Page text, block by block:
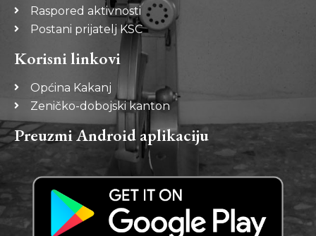
Raspored aktivnosti
Postani prijatelj KSC
Korisni linkovi
Općina Kakanj
Zeničko-dobojski kanton
Preuzmi Android aplikaciju